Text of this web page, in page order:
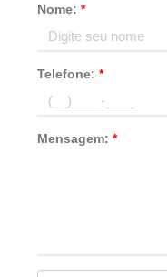
Nome:*
Telefone:*
Mensagem:*